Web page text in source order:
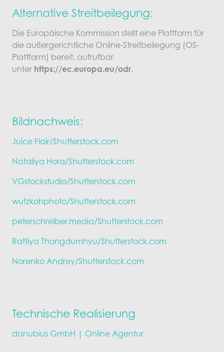
Alternative Streitbeilegung:
Die Europäische Kommission stellt eine Plattform für
die außergerichtliche Online-Streitbeilegung (OS-
Plattform) bereit, aufrufbar
unter https://ec.europa.eu/odr.
Bildnachweis:
Juice Flair/Shutterstock.com
Nataliya Hora/Shutterstock.com
VGstockstudio/Shutterstock.com
wutzkohphoto/Shutterstock.com
peterschreiber.media/Shutterstock.com
Rattiya Thongdumhyu/Shutterstock.com
Norenko Andrey/Shutterstock.com
Technische Realisierung
danubius GmbH | Online Agentur